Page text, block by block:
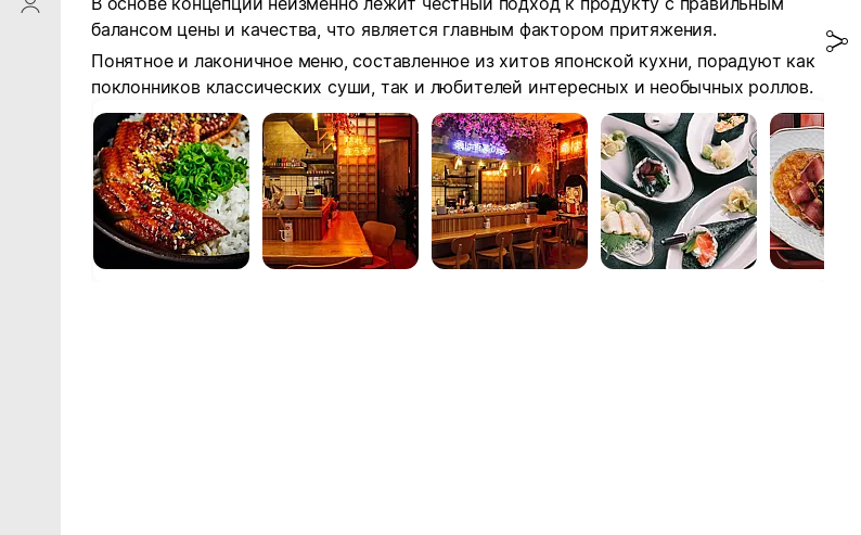
балансом цены и качества, что является главным фактором притяжения.
Понятное и лаконичное меню, составленное из хитов японской кухни, порадуют как
поклонников классических суши, так и любителей интересных и необычных роллов.